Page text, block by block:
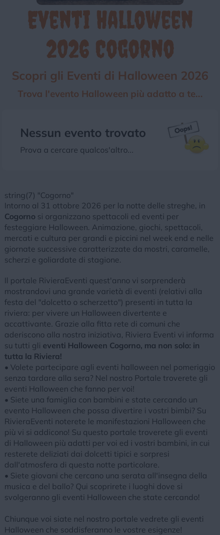
Chi siamo Privacy e Cookie Login
Eventi Halloween
2026 Cogorno
Scopri gli Eventi di Halloween 2026
Trova l'evento Halloween più adatto a te...
Nessun evento trovato
Prova a cercare qualcos'altro...
string(7) "Cogorno"
Intorno al 31 ottobre 2026 per la notte delle streghe, in
Cogornosi organizzano spettacoli ed eventi per
festeggiare Halloween. Animazione, giochi, spettacoli,
mercati e cultura per grandi e piccini nel week end e nelle
giornate successive caratterizzate da mostri, caramelle,
scherzi e goliardate di stagione.
Il portale RivieraEventi quest'anno vi sorprenderà
mostrandovi una grande varietà di eventi (relativi alla
festa del "dolcetto o scherzetto") presenti in tutta la
riviera: per vivere un Halloween divertente e
accattivante. Grazie alla fitta rete di comuni che
aderiscono alla nostra iniziativa, Riviera Eventi vi informa
su tutti gli eventi Halloween Cogorno, ma non solo: in
tutta la Riviera!
• Volete partecipare agli eventi halloween nel pomeriggio
senza tardare alla sera? Nel nostro Portale troverete gli
eventi Halloween che fanno per voi!
• Siete una famiglia con bambini e state cercando un
evento Halloween che possa divertire i vostri bimbi? Su
RivieraEventi noterete le manifestazioni Halloween che
più vi si addicono! Su questo portale troverete gli eventi
di Halloween più adatti per voi ed i vostri bambini, in cui
resterete deliziati dai dolcetti tipici e sorpresi
dall'atmosfera di questa notte particolare.
• Siete giovani che cercano una serata all'insegna della
musica e del ballo? Qui scoprirete i luoghi dove si
svolgeranno gli eventi Halloween che state cercando!
Chiunque voi siate nel nostro portale vedrete gli eventi
Halloween che soddisferanno le vostre esigenze!